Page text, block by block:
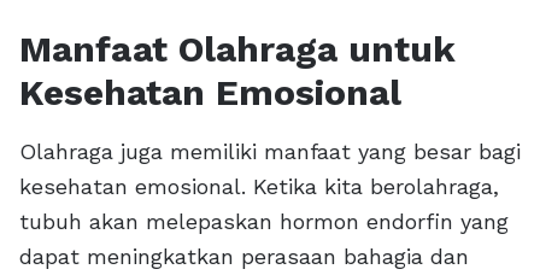
Manfaat Olahraga untuk
Kesehatan Emosional
Olahraga juga memiliki manfaat yang besar bagi
kesehatan emosional. Ketika kita berolahraga,
tubuh akan melepaskan hormon endorfin yang
dapat meningkatkan perasaan bahagia dan